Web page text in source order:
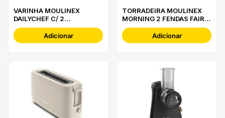
VARINHA MOULINEX
DAILYCHEF C/ 2
ACESSÓRIOS - DD553110
Adicionar
TORRADEIRA MOULINEX
MORNING 2 FENDAS FAIR
GREY - LT2M0B10
Adicionar